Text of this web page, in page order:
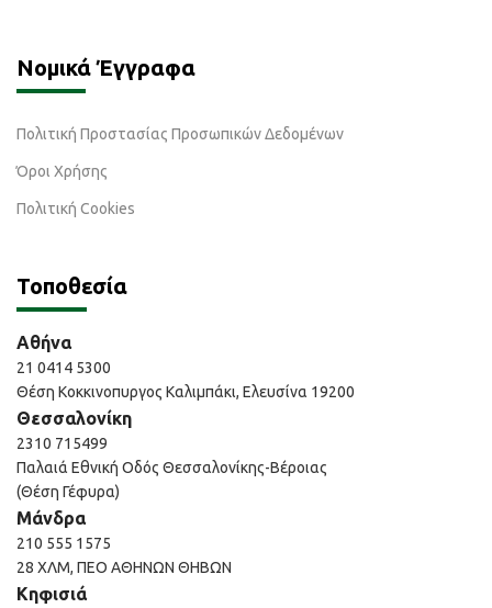
Νομικά Έγγραφα
Πολιτική Προστασίας Προσωπικών Δεδομένων
Όροι Χρήσης
Πολιτική Cookies
Τοποθεσία
Αθήνα
21 0414 5300
Θέση Κοκκινοπυργος Καλιμπάκι, Ελευσίνα 19200
Θεσσαλονίκη
2310 715499
Παλαιά Εθνική Οδός Θεσσαλονίκης-Βέροιας
(Θέση Γέφυρα)
Μάνδρα
210 555 1575
28 ΧΛΜ, ΠΕΟ ΑΘΗΝΩΝ ΘΗΒΩΝ
Κηφισιά